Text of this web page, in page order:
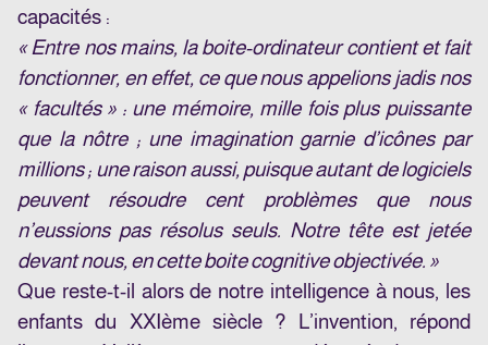
capacités :
« Entre nos mains, la boite-ordinateur contient et fait
fonctionner, en effet, ce que nous appelions jadis nos
« facultés » : une mémoire, mille fois plus puissante
que la nôtre ; une imagination garnie d’icônes par
millions ; une raison aussi, puisque autant de logiciels
peuvent résoudre cent problèmes que nous
n’eussions pas résolus seuls. Notre tête est jetée
devant nous, en cette boite cognitive objectivée. »
Que reste-t-il alors de notre intelligence à nous, les
enfants du XXIème siècle ? L’invention, répond